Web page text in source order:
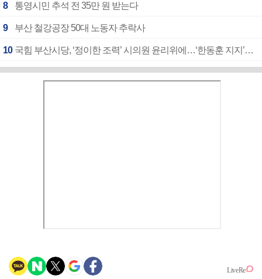
8 통영시민 추석 전 35만 원 받는다
9 부산 철강공장 50대 노동자 추락사
10 국힘 부산시당, ‘정이한 조력’ 시의원 윤리위에…‘한동훈 지지’도 신고접수